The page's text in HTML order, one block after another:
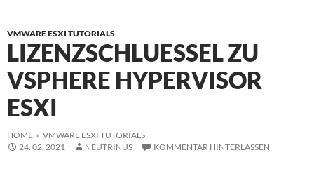
VMWARE ESXI TUTORIALS
LIZENZSCHLUESSEL ZU
VSPHERE HYPERVISOR
ESXI
HOME » VMWARE ESXI TUTORIALS
24. 02. 2021
NEUTRINUS KOMMENTAR HINTERLASSEN